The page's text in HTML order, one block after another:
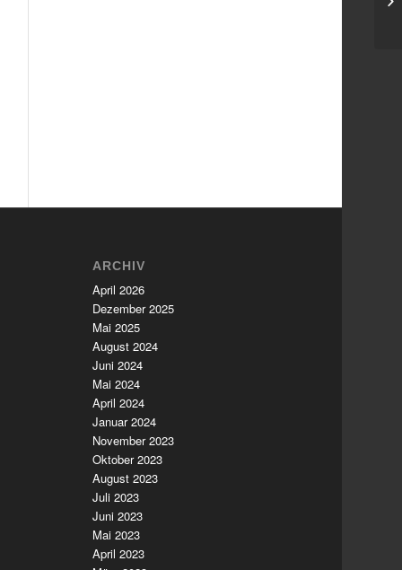
ARCHIV
April 2026
Dezember 2025
Mai 2025
August 2024
Juni 2024
Mai 2024
April 2024
Januar 2024
November 2023
Oktober 2023
August 2023
Juli 2023
Juni 2023
Mai 2023
April 2023